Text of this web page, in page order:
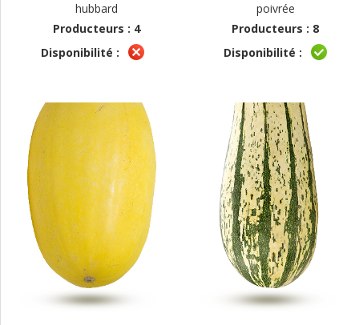
hubbard
Producteurs : 4
Disponibilité :
poivrée
Producteurs : 8
Disponibilité :